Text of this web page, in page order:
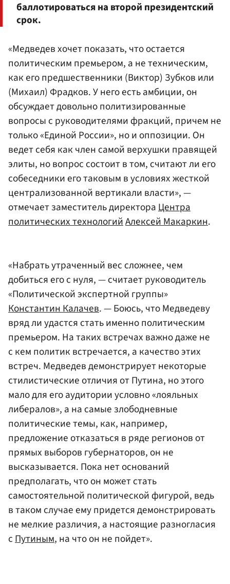
баллотироваться на второй президентский
срок.
«Медведев хочет показать, что остается
политическим премьером, а не техническим,
как его предшественники (Виктор) Зубков или
(Михаил) Фрадков. У него есть амбиции, он
обсуждает довольно политизированные
вопросы с руководителями фракций, причем не
только «Единой России», но и оппозиции. Он
ведет себя как член самой верхушки правящей
элиты, но вопрос состоит в том, считают ли его
собеседники его таковым в условиях жесткой
централизованной вертикали власти», —
отмечает заместитель директораЦентра
политических технологийАлексей Макаркин.
«Набрать утраченный вес сложнее, чем
добиться его с нуля, — считает руководитель
«Политической экспертной группы»
Константин Калачев. — Боюсь, что Медведеву
вряд ли удастся стать именно политическим
премьером. На таких встречах важно даже не
с кем политик встречается, а качество этих
встреч. Медведев демонстрирует некоторые
стилистические отличия от Путина, но этого
мало для его аудитории условно «лояльных
либералов», а на самые злободневные
политические темы, как, например,
предложение отказаться в ряде регионов от
прямых выборов губернаторов, он не
высказывается. Пока нет оснований
предполагать, что он может стать
самостоятельной политической фигурой, ведь
в таком случае ему придется демонстрировать
не мелкие различия, а настоящие разногласия
сПутиным, на что он не пойдет».